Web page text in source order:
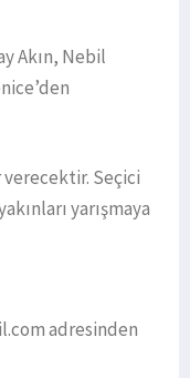
Akın, Nebil
Seçici
yarışmaya
adresinden